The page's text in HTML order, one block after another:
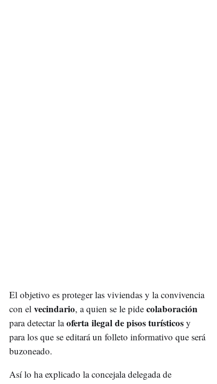
El objetivo es proteger las viviendas y la convivencia
con el vecindario, a quien se le pide colaboración
para detectar laoferta ilegal de pisos turísticos y
para los que se editará un folleto informativo que será
buzoneado.
Así lo ha explicado la concejala delegada de